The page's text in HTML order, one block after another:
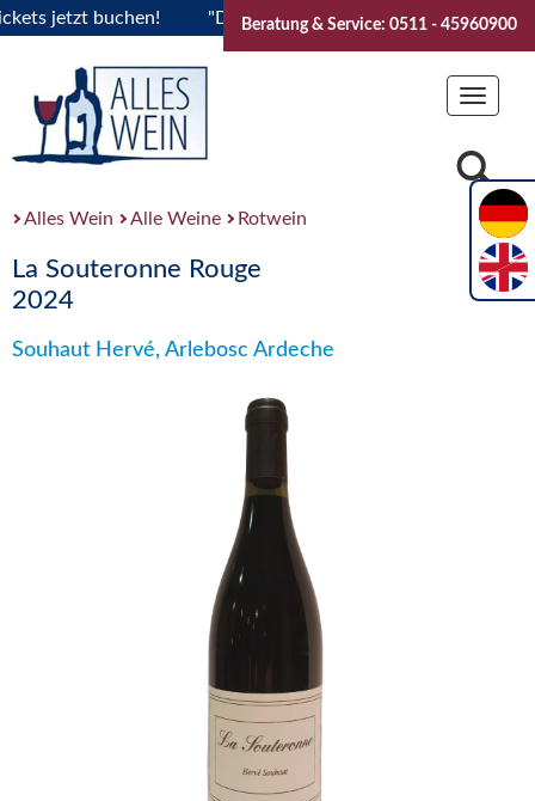
jetzt buchen! "Das Sommerfest 2026" Vive la
Beratung & Service: 0511 - 45960900
Toggle
Alles Wein Alle Weine Rotwein
La Souteronne Rouge
2024
Souhaut Hervé, Arlebosc Ardeche